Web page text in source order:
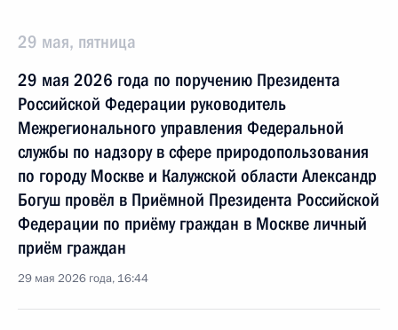
29 мая, пятница
29 мая 2026 года по поручению Президента
Российской Федерации руководитель
Межрегионального управления Федеральной
службы по надзору в сфере природопользования
по городу Москве и Калужской области Александр
Богуш провёл в Приёмной Президента Российской
Федерации по приёму граждан в Москве личный
приём граждан
29 мая 2026 года, 16:44